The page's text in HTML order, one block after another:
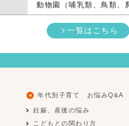
動物園（哺乳類、鳥類、
一覧はこちら
年代別子育て お悩みQ&A
妊娠、産後の悩み
こどもとの関わり方